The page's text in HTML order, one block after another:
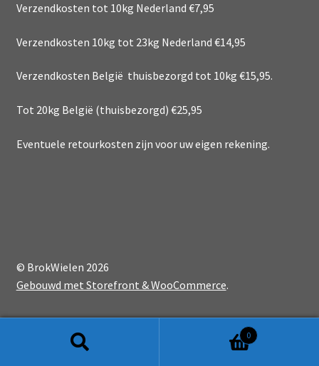
Verzendkosten tot 10kg Nederland €7,95
Verzendkosten 10kg tot 23kg Nederland €14,95
Verzendkosten België thuisbezorgd tot 10kg €15,95.
Tot 20kg België (thuisbezorgd) €25,95
Eventuele retourkosten zijn voor uw eigen rekening.
© BrokWielen 2026
Gebouwd met Storefront & WooCommerce.
0